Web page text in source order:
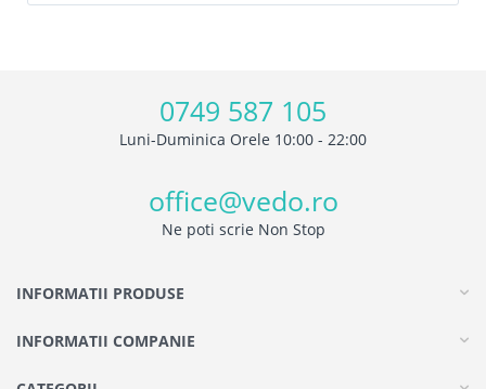
0749 587 105
Luni-Duminica Orele 10:00 - 22:00
office@vedo.ro
Ne poti scrie Non Stop
INFORMATII PRODUSE
INFORMATII COMPANIE